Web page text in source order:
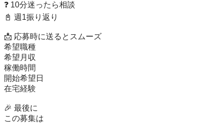
❓ 10分迷ったら相談
📓 週1振り返り
📩 応募時に送るとスムーズ
希望職種
希望月収
稼働時間
開始希望日
在宅経験
🎉 最後に
この募集は